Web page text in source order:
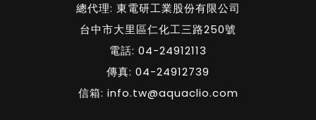
總代理: 東電研工業股份有限公司
台中市大里區仁化工三路250號
電話: 04-24912113
傳真: 04-24912739
信箱: info.tw@aquaclio.com